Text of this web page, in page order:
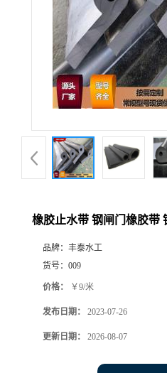
橡胶止水带 钢闸门橡胶带
品牌： 丰泰水工
货号： 009
价格： ￥9/米
发布日期： 2023-07-26
更新日期： 2026-08-07